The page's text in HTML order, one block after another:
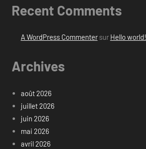
Recent Comments
A WordPress Commentersur Hello world!
Archives
août 2026
juillet 2026
juin 2026
mai 2026
avril 2026